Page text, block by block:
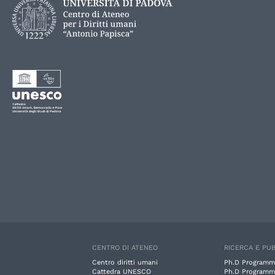
CENTRO DI ATENEO
Centro diritti umani
Cattedra UNESCO
RICERCA E
Ph.D
Ph.D